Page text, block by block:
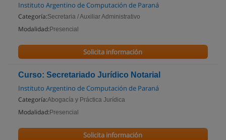
Instituto Argentino de Computación de Paraná
Categoría:Secretaria / Auxiliar Administrativo
Modalidad: Presencial
Solicita información
Curso: Secretariado Jurídico Notarial
Instituto Argentino de Computación de Paraná
Categoría:Abogacía y Práctica Jurídica
Modalidad: Presencial
Solicita información